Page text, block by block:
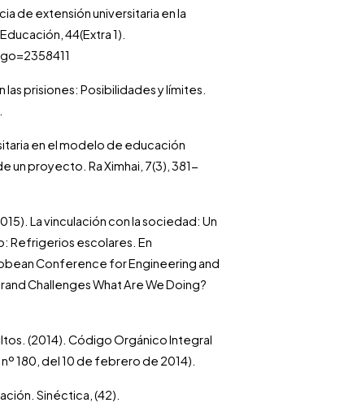
de extensión universitaria en la
44(Extra 1).
las prisiones: Posibilidades y límites.
en el modelo de educación
un proyecto. Ra Ximhai, 7(3), 381-
La vinculación con la sociedad: Un
Refrigerios escolares. En
Conference for Engineering and
Challenges What Are We Doing?
(2014). Código Orgánico Integral
180, del 10 de febrero de 2014).
Sinéctica, (42).